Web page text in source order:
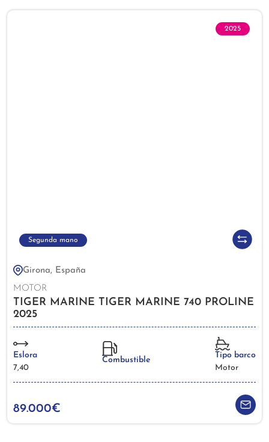
2025
Segunda mano
Girona, España
MOTOR
TIGER MARINE TIGER MARINE 740 PROLINE
2025
Eslora
7,40
Combustible
Tipo barco
Motor
89.000€